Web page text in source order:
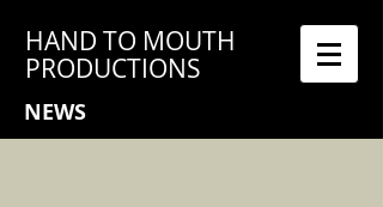
HAND TO MOUTH
PRODUCTIONS
NEWS